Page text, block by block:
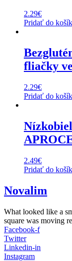
2.29€
Pridať do
fliačky
2.29€
Pridať do
2.49€
Pridať do
Novalim
What looked like a
square was moving
Facebook-f
Twitter
Linkedin-in
Instagram